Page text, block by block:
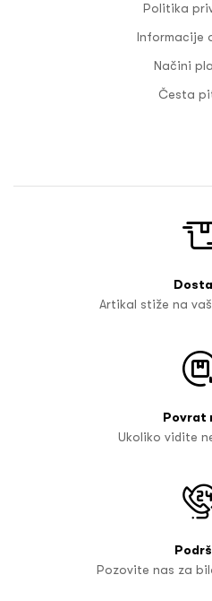
Politika
Informacije
Načini
Česta
Artikal stiže na
Povrat
Ukoliko vidite
Pozovite nas za